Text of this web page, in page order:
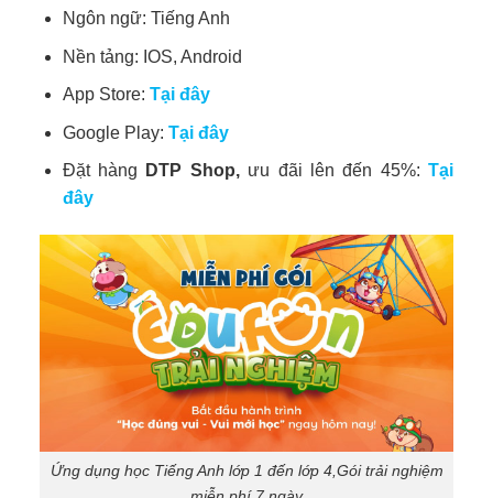
Ngôn ngữ: Tiếng Anh
Nền tảng: IOS, Android
App Store: Tại đây
Google Play: Tại đây
Đặt hàng DTP Shop, ưu đãi lên đến 45%:Tại
đây
Ứng dụng học Tiếng Anh lớp 1 đến lớp 4,Gói trải nghiệm